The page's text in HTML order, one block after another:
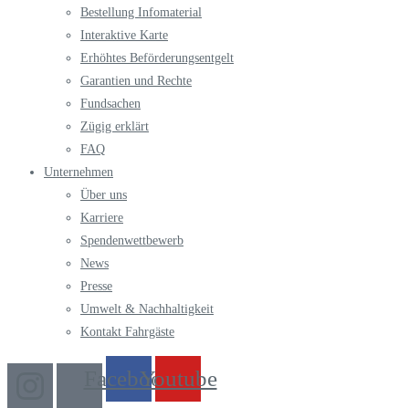
Bestellung Infomaterial
Interaktive Karte
Erhöhtes Beförderungsentgelt
Garantien und Rechte
Fundsachen
Zügig erklärt
FAQ
Unternehmen
Über uns
Karriere
Spendenwettbewerb
News
Presse
Umwelt & Nachhaltigkeit
Kontakt Fahrgäste
FacebookYoutube